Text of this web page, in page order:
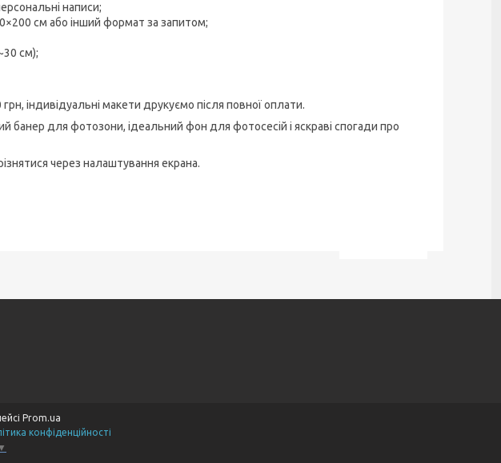
написи;
см або інший формат за запитом;
см);
індивідуальні макети друкуємо після повної оплати.
банер для фотозони, ідеальний фон для фотосесій і яскраві спогади про
через налаштування екрана.
Prom.ua
конфіденційності